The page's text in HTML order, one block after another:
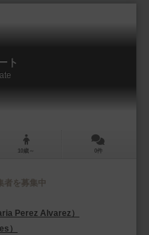
ト
10歳～ 0件
者を募集中
Perez Alvarez）
）